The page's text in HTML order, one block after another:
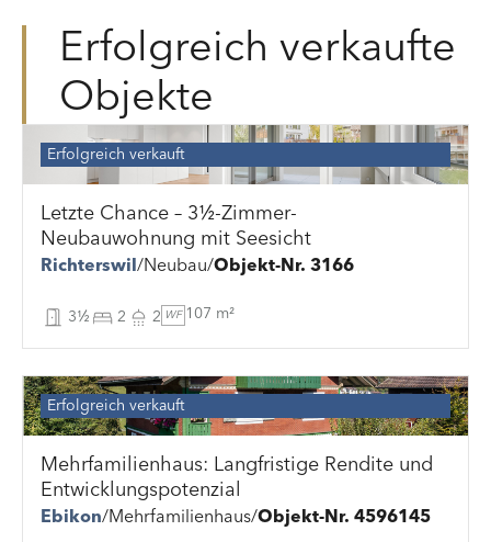
Erfolgreich verkaufte
Objekte
Erfolgreich verkauft
Letzte Chance – 3½-Zimmer-
Neubauwohnung mit Seesicht
Richterswil Neubau Objekt-Nr. 3166
3½ 2 2 WF 107 m²
Erfolgreich verkauft
Mehrfamilienhaus: Langfristige Rendite und
Entwicklungspotenzial
Ebikon Mehrfamilienhaus Objekt-Nr. 4596145